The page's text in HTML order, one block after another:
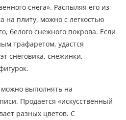
снега». Распыляя его из
на плиту, можно с легкостью
белого снежного покрова. Если
трафаретом, удастся
снеговика, снежинки,
можно выполнять на
Продается «искусственный
разных цветов. С